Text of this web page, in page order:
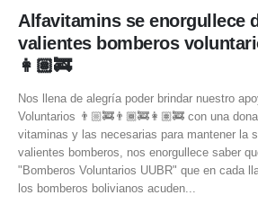
Alfavitamins se enorgullece
valientes bomberos
👩🏽‍🚒
Nos llena de alegría poder brindar nuestro
Voluntarios 👨🏼‍🚒👨🏾‍🚒👩🏽‍🚒 con una
vitaminas y las necesarias para mantener la
valientes bomberos, nos enorgullece saber
"Bomberos Voluntarios UUBR" que en cada
los bomberos bolivianos acuden...